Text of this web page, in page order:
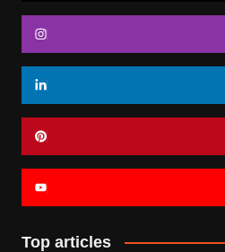
Top articles